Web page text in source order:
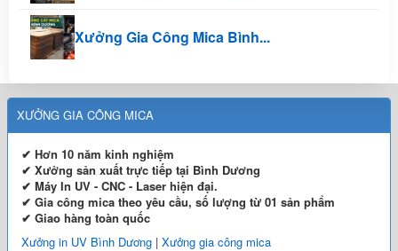
Xưởng Gia Công Mica Bình...
XƯỞNG GIA CÔNG MICA
✔ Hơn 10 năm kinh nghiệm
✔ Xưởng sản xuất trực tiếp tại Bình Dương
✔ Máy In UV - CNC - Laser hiện đại.
✔ Gia công mica theo yêu cầu, số lượng từ 01 sản phẩm
✔ Giao hàng toàn quốc
Xưởng in UV Bình Dương | Xưởng gia công mica